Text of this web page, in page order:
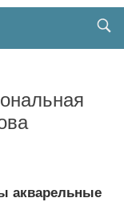
акварельные